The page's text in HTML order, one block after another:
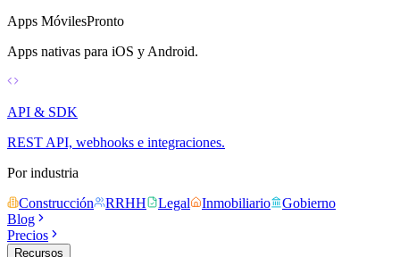
Apps MóvilesPronto
Apps nativas para iOS y Android.
API & SDK
REST API, webhooks e integraciones.
Por industria
Construcción
RRHH Legal Inmobiliario
Gobierno
Blog
Precios
Recursos